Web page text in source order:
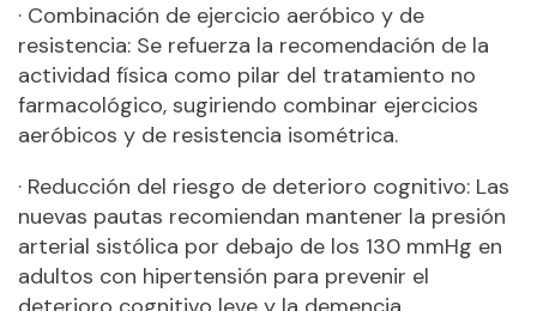
· Combinación de ejercicio aeróbico y de
resistencia: Se refuerza la recomendación de la
actividad física como pilar del tratamiento no
farmacológico, sugiriendo combinar ejercicios
aeróbicos y de resistencia isométrica.
· Reducción del riesgo de deterioro cognitivo: Las
nuevas pautas recomiendan mantener la presión
arterial sistólica por debajo de los 130 mmHg en
adultos con hipertensión para prevenir el